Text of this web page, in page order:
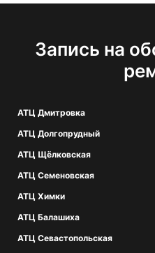
Запись на
АТЦ Дмитровка
АТЦ Долгопрудный
АТЦ Щёлковская
АТЦ Семеновская
АТЦ Химки
АТЦ Балашиха
АТЦ Севастопольская